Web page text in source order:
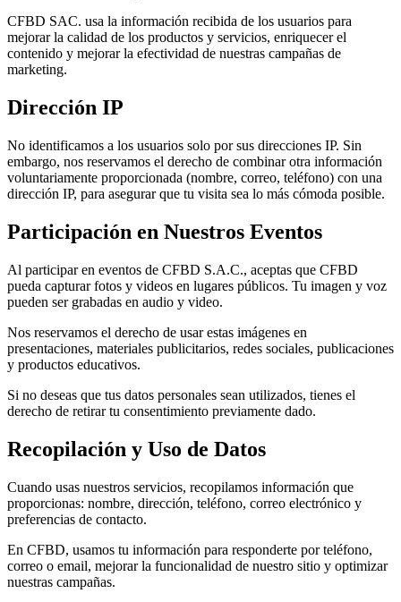
CFBD SAC. usa la información recibida de los usuarios para
mejorar la calidad de los productos y servicios, enriquecer el
contenido y mejorar la efectividad de nuestras campañas de
marketing.
Dirección IP
No identificamos a los usuarios solo por sus direcciones IP. Sin
embargo, nos reservamos el derecho de combinar otra información
voluntariamente proporcionada (nombre, correo, teléfono) con una
dirección IP, para asegurar que tu visita sea lo más cómoda posible.
Participación en Nuestros Eventos
Al participar en eventos de CFBD S.A.C., aceptas que CFBD
pueda capturar fotos y videos en lugares públicos. Tu imagen y voz
pueden ser grabadas en audio y video.
Nos reservamos el derecho de usar estas imágenes en
presentaciones, materiales publicitarios, redes sociales, publicaciones
y productos educativos.
Si no deseas que tus datos personales sean utilizados, tienes el
derecho de retirar tu consentimiento previamente dado.
Recopilación y Uso de Datos
Cuando usas nuestros servicios, recopilamos información que
proporcionas: nombre, dirección, teléfono, correo electrónico y
preferencias de contacto.
En CFBD, usamos tu información para responderte por teléfono,
correo o email, mejorar la funcionalidad de nuestro sitio y optimizar
nuestras campañas.